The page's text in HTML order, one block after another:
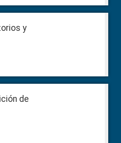
y
de